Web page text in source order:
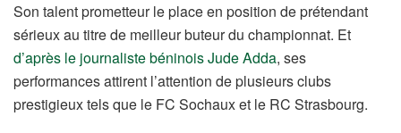
Son talent prometteur le place en position de prétendant
sérieux au titre de meilleur buteur du championnat. Et
d’après le journaliste béninois Jude Adda, ses
performances attirent l’attention de plusieurs clubs
prestigieux tels que le FC Sochaux et le RC Strasbourg.